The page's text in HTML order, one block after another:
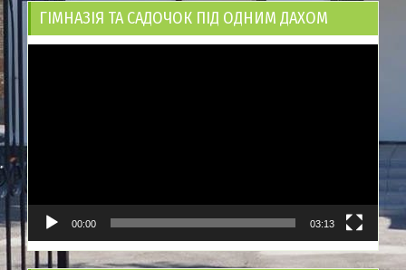
ГІМНАЗІЯ ТА САДОЧОК ПІД ОДНИМ ДАХОМ
00:00 03:13